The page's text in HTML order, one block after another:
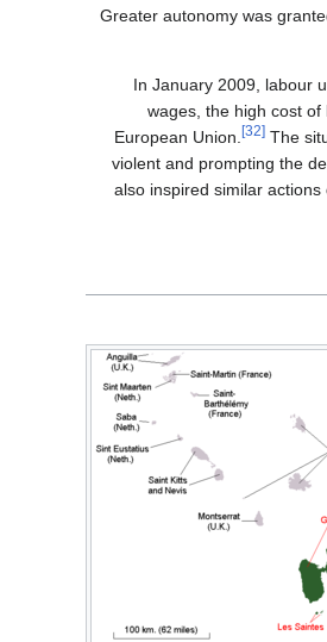
Greater autonomy was
In January 2009, labour
wages, the high cost
European Union.
[32] The
violent and prompting the
also inspired similar actions